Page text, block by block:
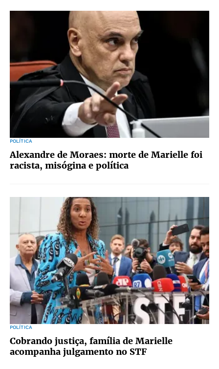
POLÍTICA
Alexandre de Moraes: morte de Marielle foi
racista, misógina e política
POLÍTICA
Cobrando justiça, família de Marielle
acompanha julgamento no STF